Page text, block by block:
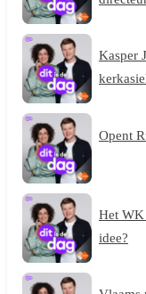
Kasper
Opent
Het WK
idee?